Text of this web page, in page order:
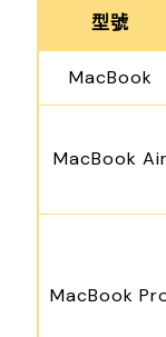
型號
MacBook
MacBook Air
MacBook